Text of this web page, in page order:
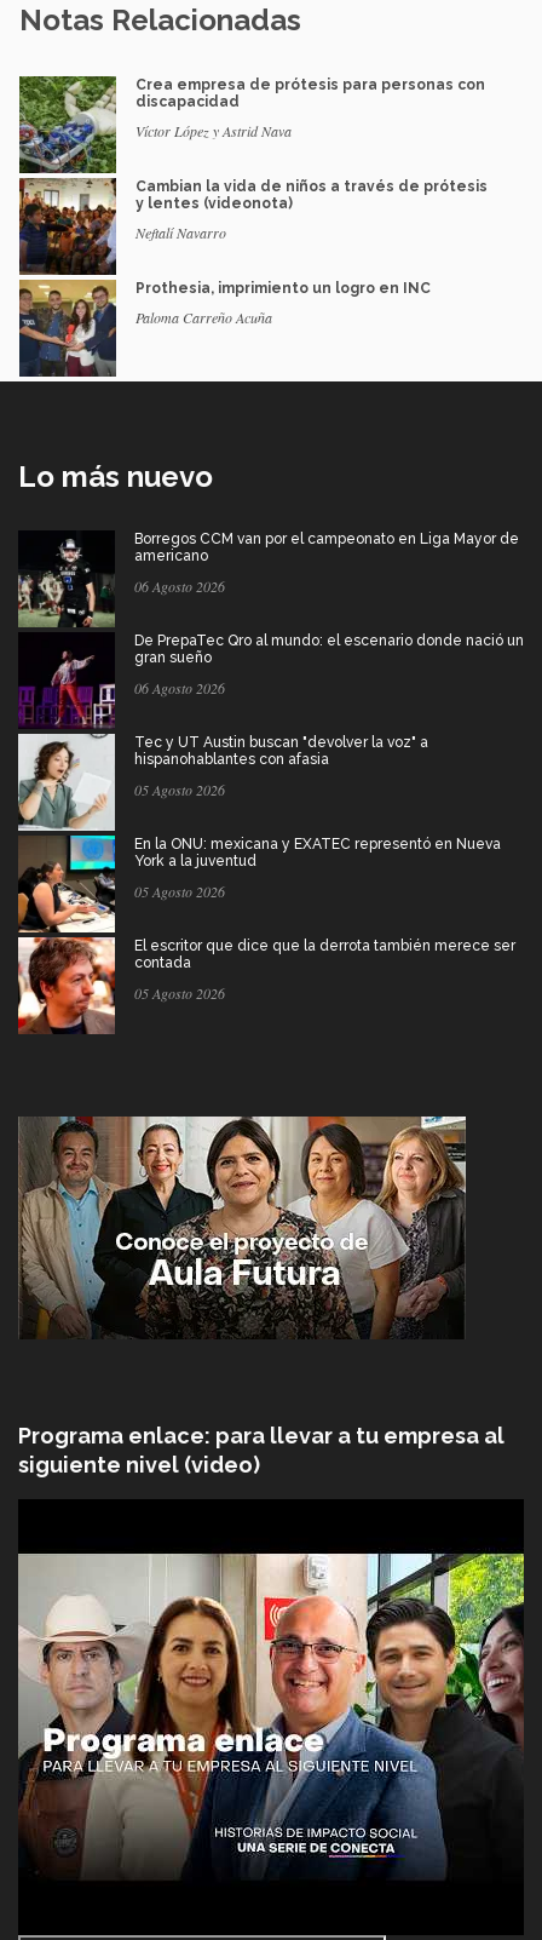
Notas Relacionadas
Crea empresa de prótesis para personas con
discapacidad
Víctor López y Astrid Nava
Cambian la vida de niños a través de prótesis
y lentes (videonota)
Neftalí Navarro
Prothesia, imprimiento un logro en INC
Paloma Carreño Acuña
Lo más nuevo
Borregos CCM van por el campeonato en Liga Mayor de
americano
06 Agosto 2026
De PrepaTec Qro al mundo: el escenario donde nació un
gran sueño
06 Agosto 2026
Tec y UT Austin buscan "devolver la voz" a
hispanohablantes con afasia
05 Agosto 2026
En la ONU: mexicana y EXATEC representó en Nueva
York a la juventud
05 Agosto 2026
El escritor que dice que la derrota también merece ser
contada
05 Agosto 2026
Programa enlace: para llevar a tu empresa al
siguiente nivel (video)